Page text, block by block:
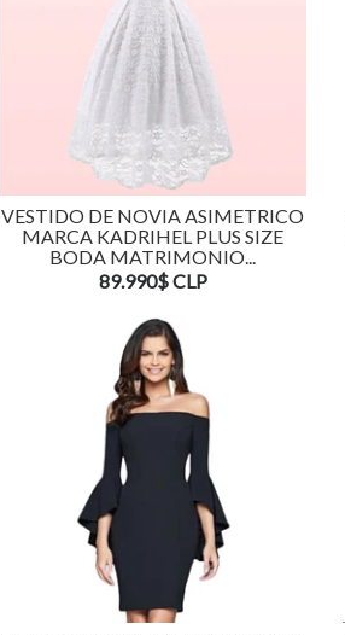
VESTIDO DE NOVIA ASIMETRICO
MARCA KADRIHEL PLUS SIZE
BODA MATRIMONIO...
89.990$ CLP